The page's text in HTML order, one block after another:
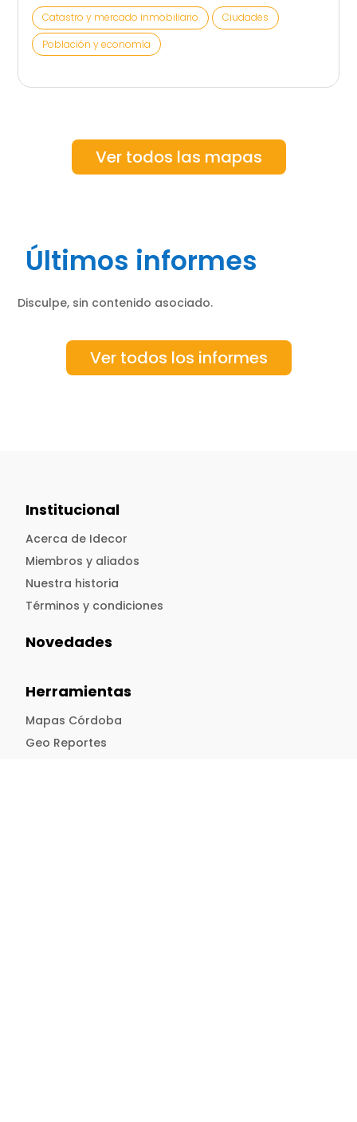
Catastro y mercado inmobiliario
Ciudades
Población y economía
Ver todos las mapas
Últimos informes
Disculpe, sin contenido asociado.
Ver todos los informes
Institucional
Acerca de Idecor
Miembros y aliados
Nuestra historia
Términos y condiciones
Novedades
Herramientas
Mapas Córdoba
Geo Reportes